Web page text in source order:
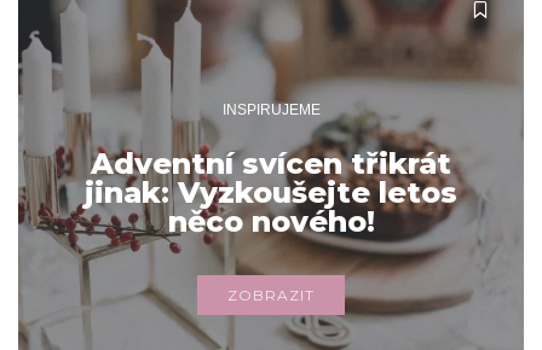
INSPIRUJEME
Adventní svícen třikrát
jinak: Vyzkoušejte letos
něco nového!
ZOBRAZIT